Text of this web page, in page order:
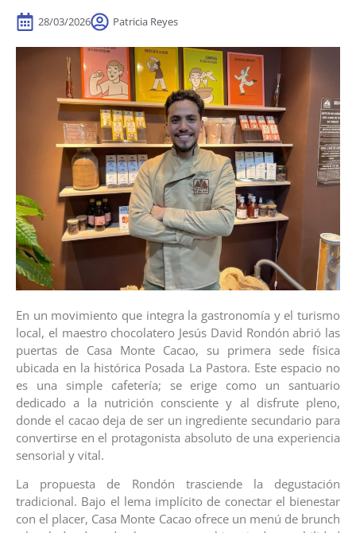
28/03/2026 Patricia Reyes
En un movimiento que integra la gastronomía y el turismo
local, el maestro chocolatero Jesús David Rondón abrió las
puertas de Casa Monte Cacao, su primera sede física
ubicada en la histórica Posada La Pastora. Este espacio no
es una simple cafetería; se erige como un santuario
dedicado a la nutrición consciente y al disfrute pleno,
donde el cacao deja de ser un ingrediente secundario para
convertirse en el protagonista absoluto de una experiencia
sensorial y vital.
La propuesta de Rondón trasciende la degustación
tradicional. Bajo el lema implícito de conectar el bienestar
con el placer, Casa Monte Cacao ofrece un menú de brunch